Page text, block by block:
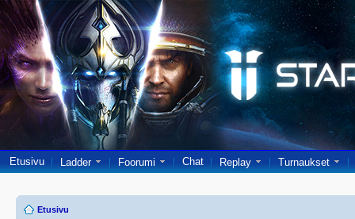
Etusivu Ladder Foorumi Chat Replay Turnaukset
Etusivu